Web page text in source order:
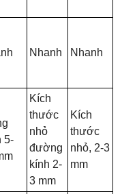
Nhanh Nhanh
5-
Kích
thước
nhỏ
đường
kính 2-
3 mm
Kích
thước
nhỏ, 2-3
mm